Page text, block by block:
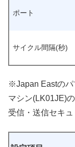
ポート
サイクル間隔(秒)
※Japan Eastの
マシン(LK01JE)
受信・送信セキュ